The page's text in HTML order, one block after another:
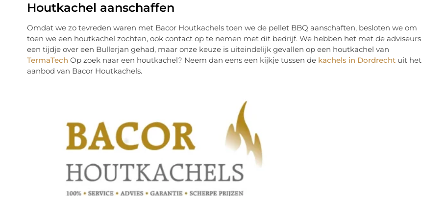
Houtkachel aanschaffen
Omdat we zo tevreden waren met Bacor Houtkachels toen we de pellet BBQ aanschaften, besloten we om
toen we een houtkachel zochten, ook contact op te nemen met dit bedrijf. We hebben het met de adviseurs
een tijdje over een Bullerjan gehad, maar onze keuze is uiteindelijk gevallen op een houtkachel van
TermaTech Op zoek naar een houtkachel? Neem dan eens een kijkje tussen de kachels in Dordrechtuit het
aanbod van Bacor Houtkachels.